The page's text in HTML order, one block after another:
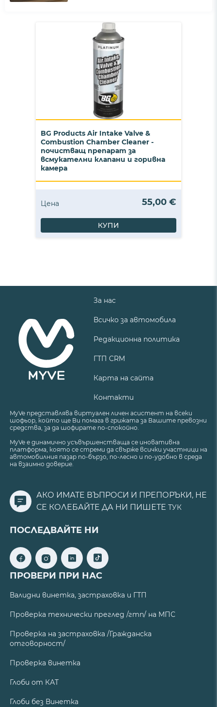
BG Products Air Intake Valve &
Combustion Chamber Cleaner -
почистващ препарат за
всмукателни клапани и горивна
камера
Цена 55,00 €
КУПИ
За нас
Всичко за автомобила
Редакционна политика
ГТП CRM
Карта на сайта
Контакти
MyVe представлява виртуален личен асистент на всеки
шофьор, който ще Ви помага в грижата за Вашите превозни
средства, за да шофирате по-спокойно.
MyVe е динамично усъвършенстваща се иновативна
платформа, която се стреми да свърже всички участници на
автомобилния пазар по-бързо, по-лесно и по-удобно в среда
на взаимно доверие.
АКО ИМАТЕ ВЪПРОСИ И ПРЕПОРЪКИ, НЕ
СЕ КОЛЕБАЙТЕ ДА НИ ПИШЕТЕ ТУК
ПОСЛЕДВАЙТЕ НИ
ПРОВЕРИ ПРИ НАС
Валидни винетка, застраховка и ГТП
Проверка технически преглед /гтп/ на МПС
Проверка на застраховка /Гражданска
отговорност/
Проверка винетка
Глоби от КАТ
Глоби без Винетка